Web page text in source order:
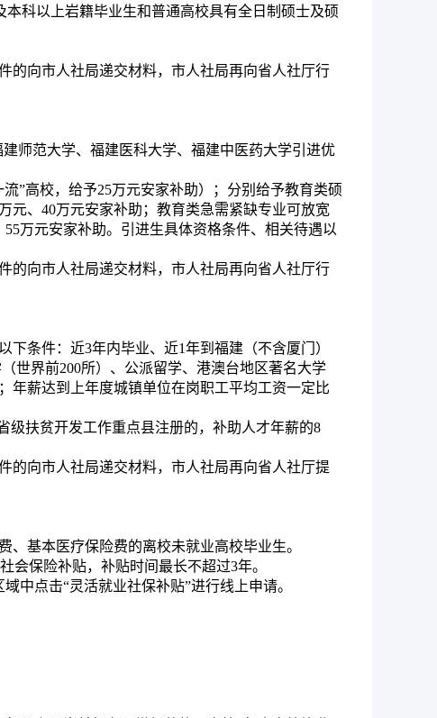
本科以上岩籍毕业生和普通高校具有全日制硕士及硕
的向市人社局递交材料，市人社局再向省人社厅行
师范大学、福建医科大学、福建中医药大学引进优
”高校，给予25万元安家补助）；分别给予教育类硕
元、40万元安家补助；教育类急需紧缺专业可放宽
万元安家补助。引进生具体资格条件、相关待遇以
的向市人社局递交材料，市人社局再向省人社厅行
条件：近3年内毕业、近1年到福建（不含厦门）
世界前200所）、公派留学、港澳台地区著名大学
年薪达到上年度城镇单位在岗职工平均工资一定比
级扶贫开发工作重点县注册的，补助人才年薪的8
的向市人社局递交材料，市人社局再向省人社厅提
基本医疗保险费的离校未就业高校毕业生。
会保险补贴，补贴时间最长不超过3年。
中点击“灵活就业社保补贴”进行线上申请。